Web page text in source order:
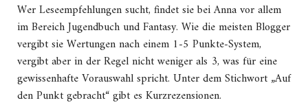
Wer Leseempfehlungen sucht, findet sie bei Anna vor allem
im Bereich Jugendbuch und Fantasy. Wie die meisten Blogger
vergibt sie Wertungen nach einem 1-5 Punkte-System,
vergibt aber in der Regel nicht weniger als 3, was für eine
gewissenhafte Vorauswahl spricht. Unter dem Stichwort „Auf
den Punkt gebracht“ gibt es Kurzrezensionen.